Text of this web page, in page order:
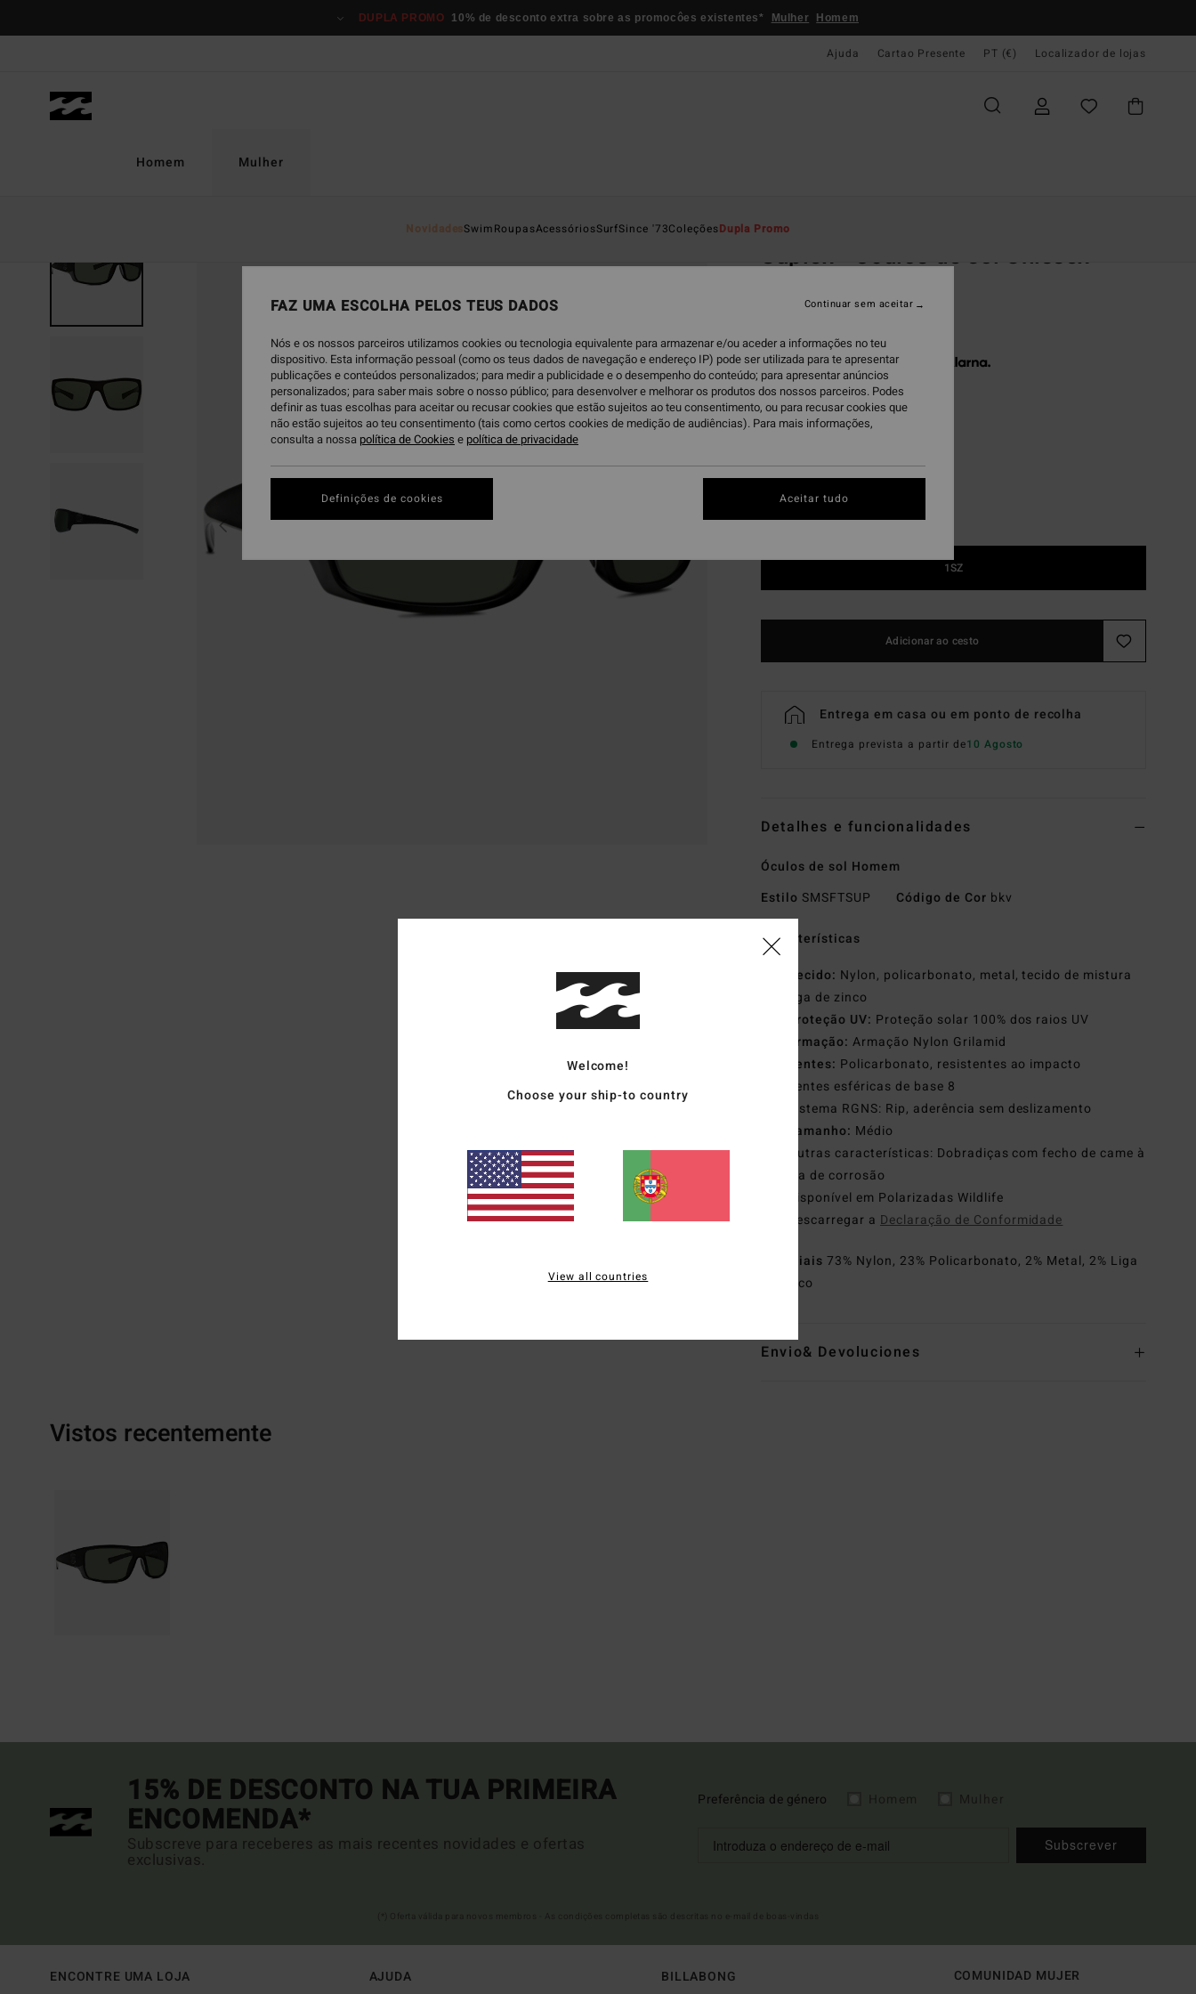
produto
DUPLA PROMO 10% de desconto extra sobre as promocôes existentes* Mulher Homem
Ajuda Cartao Presente PT (€) Localizador de lojas
Homem Mulher
NovidadesSwimRoupasAcessóriosSurfSince '73ColeçõesDupla Promo
Suplex - Óculos de sol Unissex
Paga 3 x € 33,33 sem juros com a
CorBlk Glos/vintage Gry
1SZ
Adicionar ao cesto
Entrega em casa ou em ponto de recolha
Entrega prevista a partir de10 Agosto
Detalhes e funcionalidades
Óculos de sol Homem
Estilo SMSFTSUP Código de Cor bkv
Características
Tecido: Nylon, policarbonato, metal, tecido de mistura
de liga de zinco
Proteção UV: Proteção solar 100% dos raios UV
Armação: Armação Nylon Grilamid
Lentes: Policarbonato, resistentes ao impacto
Lentes esféricas de base 8
Sistema RGNS: Rip, aderência sem deslizamento
Tamanho: Médio
Outras características: Dobradiças com fecho de came à
prova de corrosão
Disponível em Polarizadas Wildlife
Descarregar a Declaração de Conformidade
Materiais 73% Nylon, 23% Policarbonato, 2% Metal, 2% Liga
de zinco
Envio& Devoluciones
Vistos recentemente
15% DE DESCONTO NA TUA PRIMEIRA
ENCOMENDA*
Subscreve para receberes as mais recentes novidades e ofertas
exclusivas.
Preferência de género
Subscrever
ENCONTRE UMA LOJA AJUDA BILLABONG COMUNIDAD MUJER
Welcome!
Choose your ship-to country
View all countries
FAZ UMA ESCOLHA PELOS TEUS DADOS
Nós e os nossos parceiros utilizamos cookies ou tecnologia equivalente para armazenar e/ou aceder a informações no teu
dispositivo. Esta informação pessoal (como os teus dados de navegação e endereço IP) pode ser utilizada para te apresentar
publicações e conteúdos personalizados; para medir a publicidade e o desempenho do conteúdo; para apresentar anúncios
personalizados; para saber mais sobre o nosso público; para desenvolver e melhorar os produtos dos nossos parceiros. Podes
definir as tuas escolhas para aceitar ou recusar cookies que estão sujeitos ao teu consentimento, ou para recusar cookies que
não estão sujeitos ao teu consentimento (tais como certos cookies de medição de audiências). Para mais informações,
consulta a nossa política de Cookies e política de privacidade
Definições de cookies
Continuar sem aceitar
Aceitar tudo